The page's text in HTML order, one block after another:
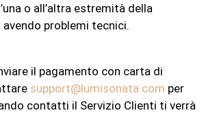
o all’altra estremità della
problemi tecnici.
il pagamento con carta di
support@lumisonata.com per
contatti il Servizio Clienti ti verrà